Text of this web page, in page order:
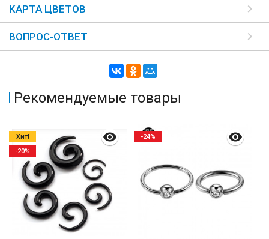
КАРТА ЦВЕТОВ
ВОПРОС-ОТВЕТ
Рекомендуемые товары
Хит!
-20%
-24%